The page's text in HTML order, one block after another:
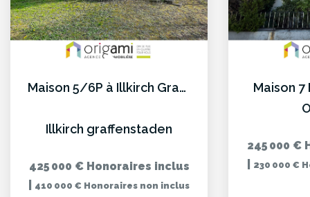
Maison 5/6P à Illkirch Graffenstaden
Illkirch graffenstaden
425 000 € Honoraires inclus
410 000 € Honoraires non inclus
Maison
245 000 €
230 000 €